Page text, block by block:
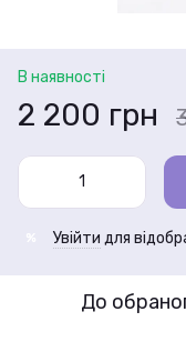
В наявності
2 200 грн
Увійти для
До